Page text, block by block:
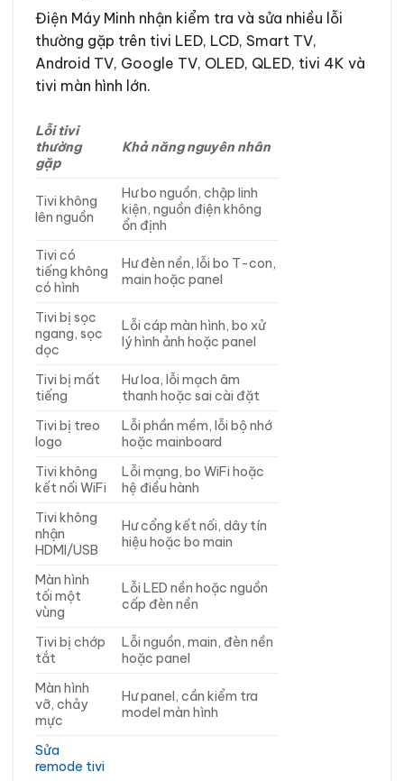
Điện Máy Minh nhận kiểm tra và sửa nhiều lỗi
thường gặp trên tivi LED, LCD, Smart TV,
Android TV, Google TV, OLED, QLED, tivi 4K và
tivi màn hình lớn.
Lỗi tivi
thường
gặp
Khả năng nguyên nhân
Tivi không
lên nguồn
Hư bo nguồn, chập linh
kiện, nguồn điện không
ổn định
Tivi có
tiếng không
có hình
Hư đèn nền, lỗi bo T-con,
main hoặc panel
Tivi bị sọc
ngang, sọc
dọc
Lỗi cáp màn hình, bo xử
lý hình ảnh hoặc panel
Tivi bị mất
tiếng
Hư loa, lỗi mạch âm
thanh hoặc sai cài đặt
Tivi bị treo
logo
Lỗi phần mềm, lỗi bộ nhớ
hoặc mainboard
Tivi không
kết nối WiFi
Lỗi mạng, bo WiFi hoặc
hệ điều hành
Tivi không
nhận
HDMI/USB
Hư cổng kết nối, dây tín
hiệu hoặc bo main
Màn hình
tối một
vùng
Lỗi LED nền hoặc nguồn
cấp đèn nền
Tivi bị chớp
tắt
Lỗi nguồn, main, đèn nền
hoặc panel
Màn hình
vỡ, chảy
mực
Hư panel, cần kiểm tra
model màn hình
Sửa
remode tivi